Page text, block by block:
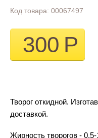
Код товара: 00067497
300Р
Творог откидной.
доставкой.
Жирность творогов -